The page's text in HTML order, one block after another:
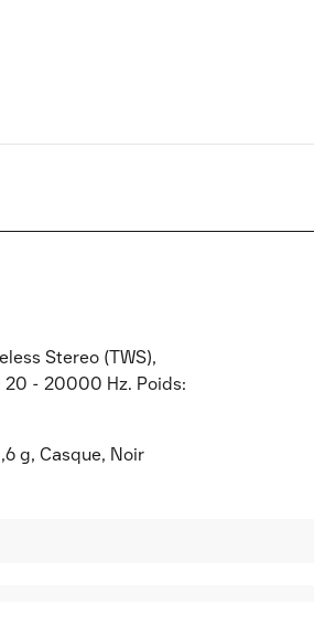
Stereo (TWS),
20 - 20000 Hz. Poids:
g, Casque, Noir